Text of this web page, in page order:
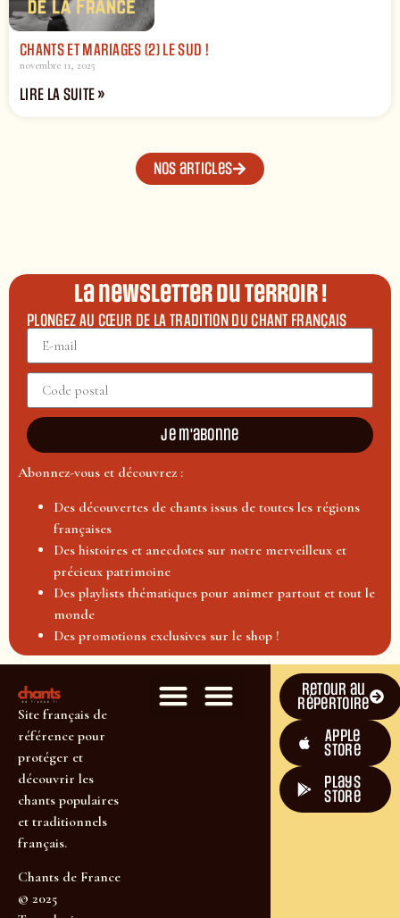
CHANTS ET MARIAGES (2) LE SUD !
novembre 11, 2025
LIRE LA SUITE »
Nos articles
La newsletter du terroir !
PLONGEZ AU CŒUR DE LA TRADITION DU CHANT FRANÇAIS
Je m'abonne
Abonnez-vous et découvrez :
Des découvertes de chants issus de toutes les régions
françaises
Des histoires et anecdotes sur notre merveilleux et
précieux patrimoine
Des playlists thématiques pour animer partout et tout le
monde
Des promotions exclusives sur le shop !
Site français de
référence pour
protéger et
découvrir les
chants populaires
et traditionnels
français.
Chants de France
© 2025
Retour au
répertoire
Apple
Store
plays
store